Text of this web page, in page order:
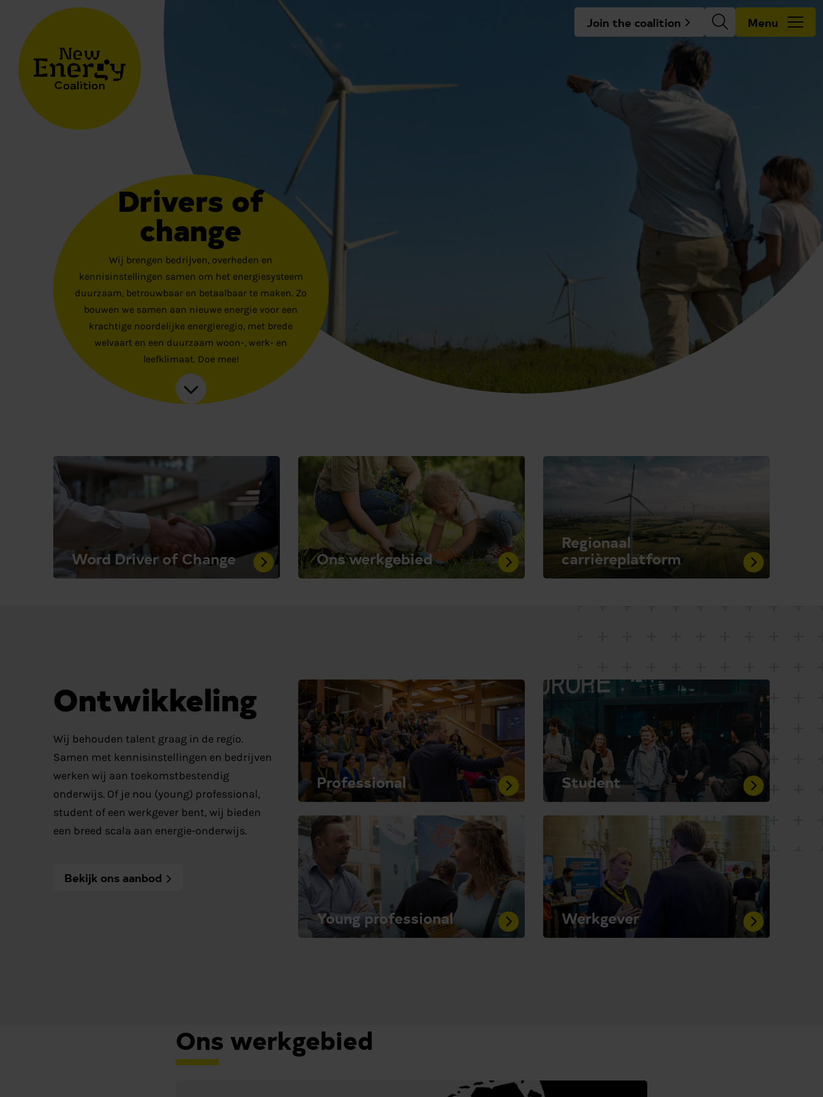
Join the coalition Menu
Drivers of
change
Wij brengen bedrijven, overheden en
kennisinstellingen samen om het energiesysteem
duurzaam, betrouwbaar en betaalbaar te maken. Zo
bouwen we samen aan nieuwe energie voor een
krachtige noordelijke energieregio, met brede
welvaart en een duurzaam woon-, werk- en
leefklimaat. Doe mee!
Word Driver of Change Ons werkgebied
Regionaal
carrièreplatform
Ontwikkeling
Wij behouden talent graag in de regio.
Samen met kennisinstellingen en bedrijven
werken wij aan toekomstbestendig
onderwijs. Of je nou (young) professional,
student of een werkgever bent, wij bieden
een breed scala aan energie-onderwijs.
Bekijk ons aanbod
Professional Student
Young professional Werkgever
Ons werkgebied